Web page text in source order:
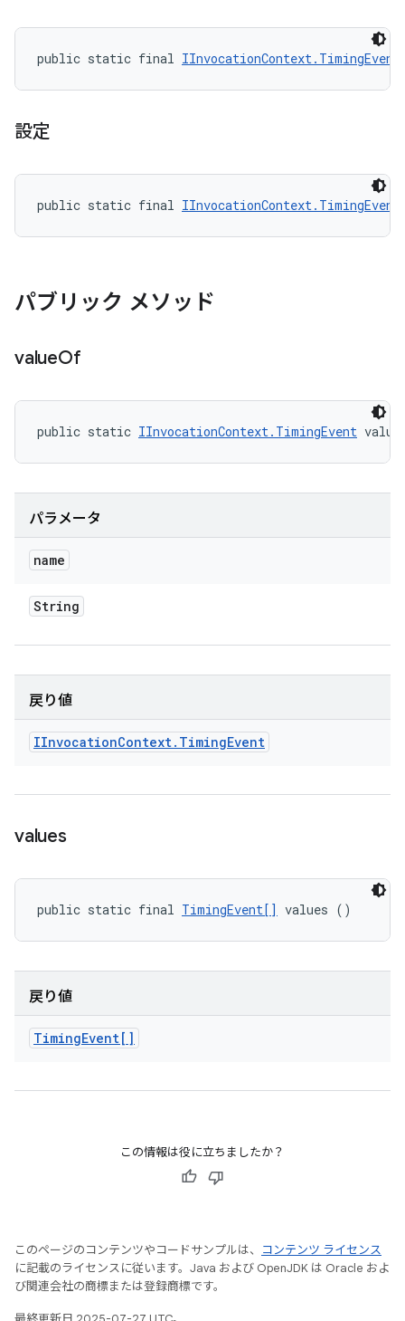
public static final IInvocationContext.TimingEvent
設定
public static final IInvocationContext.TimingEvent
パブリック メソッド
valueOf
public static IInvocationContext.TimingEvent
パラメータ
name
String
戻り値
IInvocationContext. TimingEvent
values
public static final TimingEvent[] values ()
戻り値
TimingEvent[]
この情報は役に立ちましたか？
このページのコンテンツやコードサンプルは、
コンテンツ ライセンス
に記載のライセンスに従います。Java および OpenJDK は Oracle およ
び関連会社の商標または登録商標です。